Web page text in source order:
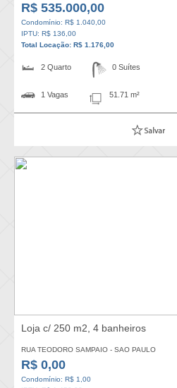
R$ 535.000,00
Condomínio: R$ 1.040,00
IPTU: R$ 136,00
Total Locação: R$ 1.176,00
2 Quarto 0 Suítes
1 Vagas 51.71 m²
Loja c/ 250 m2, 4 banheiros
RUA TEODORO SAMPAIO - SAO PAULO
R$ 0,00
Condomínio: R$ 1,00